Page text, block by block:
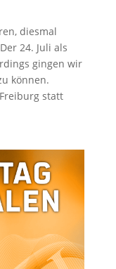
diesmal
24. Juli als
gingen wir
können.
statt